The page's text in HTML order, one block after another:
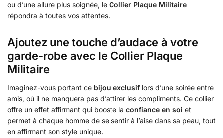
ou d’une allure plus soignée, le Collier Plaque Militaire
répondra à toutes vos attentes.
Ajoutez une touche d’audace à votre
garde-robe avec le Collier Plaque
Militaire
Imaginez-vous portant ce bijou exclusiflors d’une soirée entre
amis, où il ne manquera pas d’attirer les compliments. Ce collier
offre un effet affirmant qui booste la confiance en soi et
permet à chaque homme de se sentir à l’aise dans sa peau, tout
en affirmant son style unique.